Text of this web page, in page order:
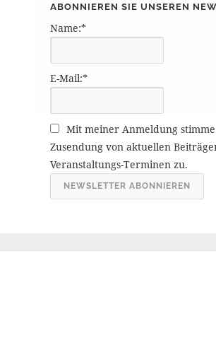
r
e
r
c
h
i
ABONNIEREN SIE UNSEREN
Name:*
E-Mail:*
Mit meiner Anmeldung
Zusendung von aktuellen
Veranstaltungs-Terminen zu.